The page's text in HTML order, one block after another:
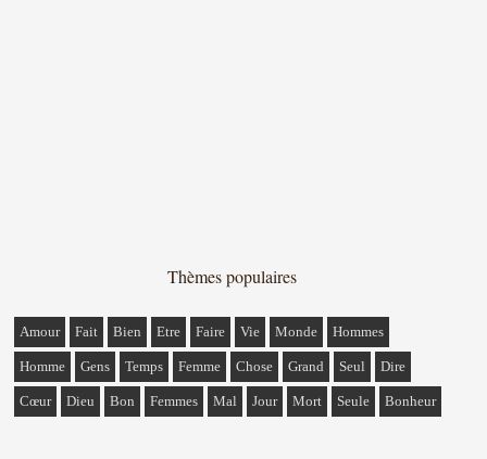
Thèmes populaires
Amour Fait Bien Etre Faire Vie Monde Hommes
Homme Gens Temps Femme Chose Grand Seul Dire
Cœur Dieu Bon Femmes Mal Jour Mort Seule Bonheur